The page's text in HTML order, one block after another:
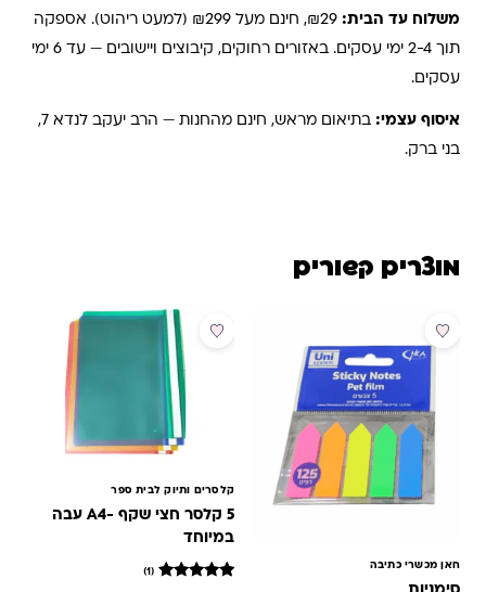
משלוח עד הבית: ₪29, חינם מעל ₪299 (למעט ריהוט). אספקה
תוך 2-4 ימי עסקים. באזורים רחוקים, קיבוצים ויישובים — עד 6 ימי
עסקים.
איסוף עצמי: בתיאום מראש, חינם מהחנות — הרב יעקב לנדא 7,
בני ברק.
מוצרים קשורים
חאן מכשרי כתיבה
מבצע
קלסרים ותיוק לבית ספר
5 קלסר חצי שקף -A4 עבה
במיוחד
(1)